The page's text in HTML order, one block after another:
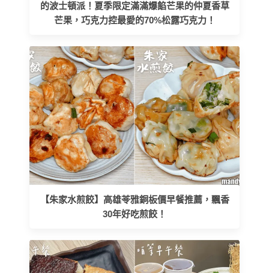
的波士頓派！夏季限定滿滿爆餡芒果的仲夏香草
芒果，巧克力控最愛的70%松露巧克力！
【朱家水煎餃】高雄苓雅銅板價早餐推薦，飄香
30年好吃煎餃！